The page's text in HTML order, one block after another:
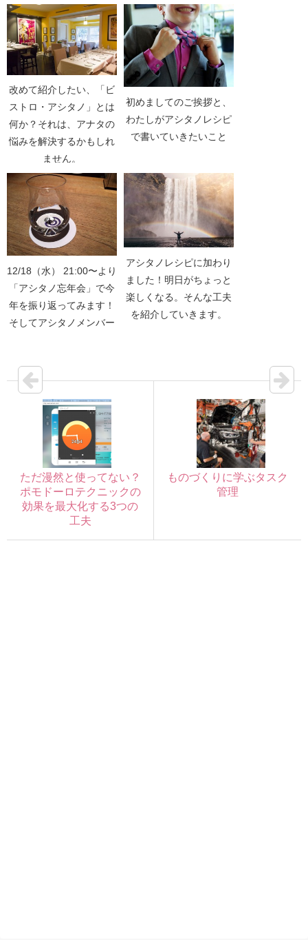
改めて紹介したい、「ビ
ストロ・アシタノ」とは
何か？それは、アナタの
悩みを解決するかもしれ
ません。
初めましてのご挨拶と、
わたしがアシタノレシピ
で書いていきたいこと
12/18（水） 21:00〜より
「アシタノ忘年会」で今
年を振り返ってみます！
そしてアシタノメンバー
アシタノレシピに加わり
ました！明日がちょっと
楽しくなる。そんな工夫
を紹介していきます。
ただ漫然と使ってない？
ポモドーロテクニックの
効果を最大化する3つの
工夫
ものづくりに学ぶタスク
管理